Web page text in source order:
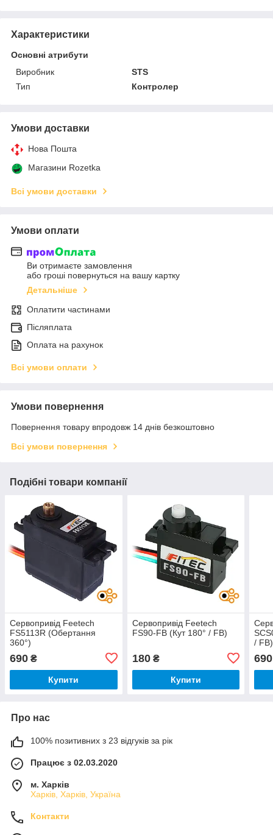
Характеристики
Основні атрибути
Виробник
STS
Тип
Контролер
Умови доставки
Нова Пошта
Магазини Rozetka
Всі умови доставки
Умови оплати
Ви отримаєте замовлення
або гроші повернуться на вашу картку
Детальніше
Оплатити частинами
Післяплата
Оплата на рахунок
Всі умови оплати
Умови повернення
Повернення товару впродовж 14 днів безкоштовно
Всі умови повернення
Подібні товари компанії
Сервопривід Feetech
FS5113R (Обертання
360°)
690 ₴
Купити
Сервопривід Feetech
FS90-FB (Кут 180° / FB)
180₴
Купити
/ FB)
690
Про нас
100% позитивних з 23 відгуків за рік
Працює з 02.03.2020
м. Харків
Харків, Харків, Україна
Контакти